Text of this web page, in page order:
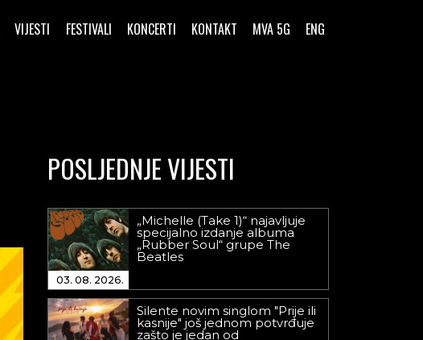
VIJESTI FESTIVALI KONCERTI KONTAKT MVA 5G ENG
POSLJEDNJE VIJESTI
03. 08. 2026.
„Michelle (Take 1)“ najavljuje
specijalno izdanje albuma
„Rubber Soul“ grupe The
Beatles
Silente novim singlom "Prije ili
kasnije" još jednom potvrđuje
zašto je jedan od